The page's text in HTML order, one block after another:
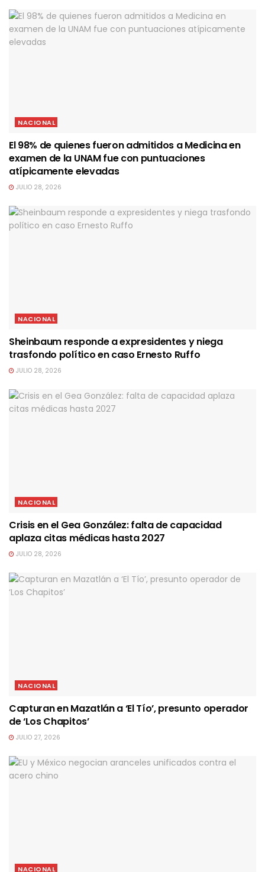
NACIONAL
El 98% de quienes fueron admitidos a Medicina en
examen de la UNAM fue con puntuaciones
atípicamente elevadas
JULIO 28, 2026
NACIONAL
Sheinbaum responde a expresidentes y niega
trasfondo político en caso Ernesto Ruffo
JULIO 28, 2026
NACIONAL
Crisis en el Gea González: falta de capacidad
aplaza citas médicas hasta 2027
JULIO 28, 2026
NACIONAL
Capturan en Mazatlán a ‘El Tío’, presunto operador
de ‘Los Chapitos’
JULIO 27, 2026
NACIONAL